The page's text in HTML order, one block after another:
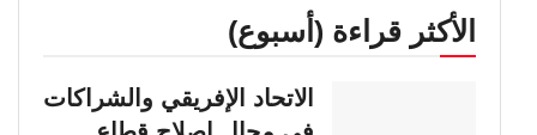
الأكثر قراءة (أسبوع)
الاتحاد الإفريقي والشراكات